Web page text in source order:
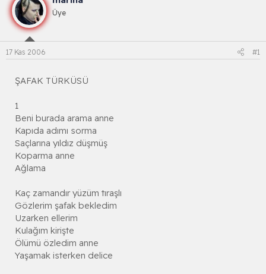
b
u
y
a
l
a
a
n
l
a
ç
a
i
Üye
17 Kas 2006 #1
ŞAFAK TÜRKÜSÜ
1
Beni burada arama anne
Kapıda adımı sorma
Saçlarına yıldız düşmüş
Koparma anne
Ağlama
Kaç zamandır yüzüm tıraşlı
Gözlerim şafak bekledim
Uzarken ellerim
Kulağım kirişte
Ölümü özledim anne
Yaşamak isterken delice